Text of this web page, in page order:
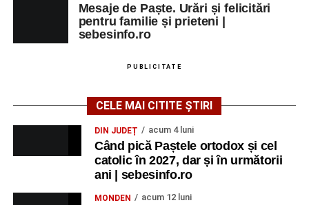
Mesaje de Paște. Urări și felicitări
pentru familie și prieteni |
sebesinfo.ro
PUBLICITATE
CELE MAI CITITE ȘTIRI
DIN JUDEȚ acum 4 luni
Când pică Paștele ortodox și cel
catolic în 2027, dar și în următorii
ani | sebesinfo.ro
MONDEN acum 12 luni